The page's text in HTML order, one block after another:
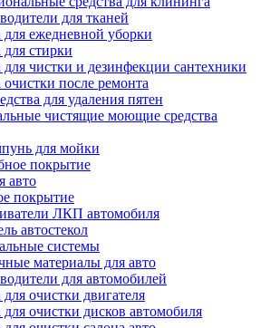
для тканей
для ежедневной уборки
для стирки
для чистки и дезинфекции сантехники
очистки после ремонта
для удаления пятен
чистящие моющие средства
для мойки
покрытие
авто
покрытие
ЛКП автомобиля
автостекол
системы
материалы для авто
для автомобилей
для очистки двигателя
для очистки дисков автомобиля